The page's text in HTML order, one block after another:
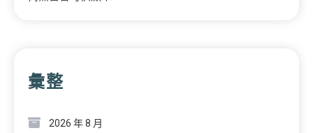
彙整
2026 年 8 月